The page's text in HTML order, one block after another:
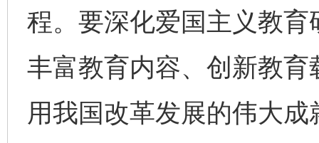
程。要深化爱国主义教
丰富教育内容、创新教
用我国改革发展的伟大